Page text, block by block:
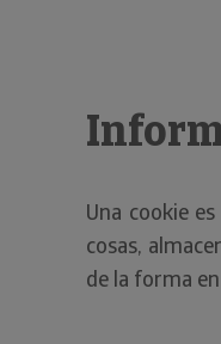
Una cookie
cosas,
de la forma